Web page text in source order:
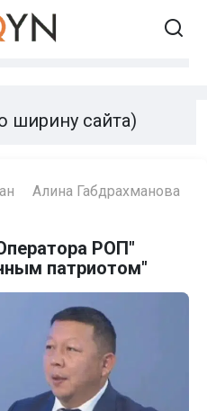
ширину сайта)
Алина Габдрахманова
РОП"
патриотом"